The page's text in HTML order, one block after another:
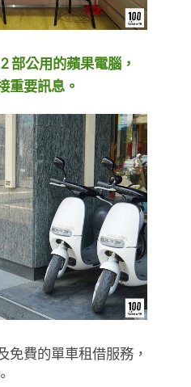
部公用的蘋果電腦，
重要訊息。
免費的單車租借服務，